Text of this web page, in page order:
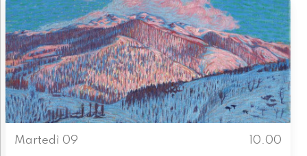
Martedì 09
10.00